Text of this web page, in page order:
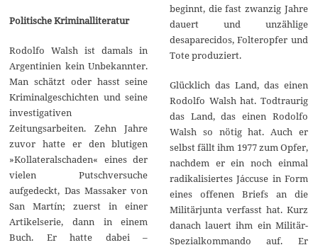
Politische Kriminalliteratur
Rodolfo Walsh ist damals in
Argentinien kein Unbekannter.
Man schätzt oder hasst seine
Kriminalgeschichten und seine
investigativen
Zeitungsarbeiten. Zehn Jahre
zuvor hatte er den blutigen
»Kollateralschaden« eines der
vielen Putschversuche
aufgedeckt, Das Massaker von
San Martín; zuerst in einer
Artikelserie, dann in einem
Buch. Er hatte dabei –
beginnt, die fast zwanzig Jahre
dauert und unzählige
desaparecidos, Folteropfer und
Tote produziert.
Glücklich das Land, das einen
Rodolfo Walsh hat. Todtraurig
das Land, das einen Rodolfo
Walsh so nötig hat. Auch er
selbst fällt ihm 1977 zum Opfer,
nachdem er ein noch einmal
radikalisiertes J´accuse in Form
eines offenen Briefs an die
Militärjunta verfasst hat. Kurz
danach lauert ihm ein Militär-
Spezialkommando auf. Er